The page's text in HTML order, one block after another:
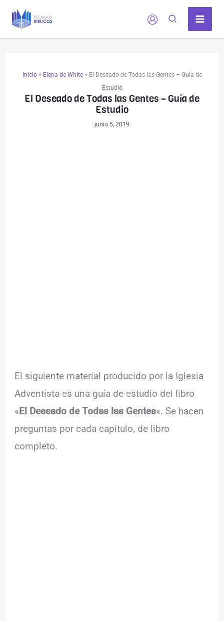
Inicio» Elena de White» El Deseado de Todas las Gentes – Guía de
Estudio
El Deseado de Todas las Gentes – Guía de
Estudio
junio 5, 2019
El siguiente material producido por la Iglesia
Adventista es una guía de estudio del libro
«El Deseado de Todas las Gentes«. Se hacen
preguntas por cada capitulo, de libro
completo.